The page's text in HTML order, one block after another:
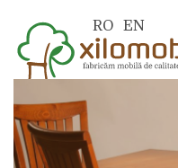
RO EN